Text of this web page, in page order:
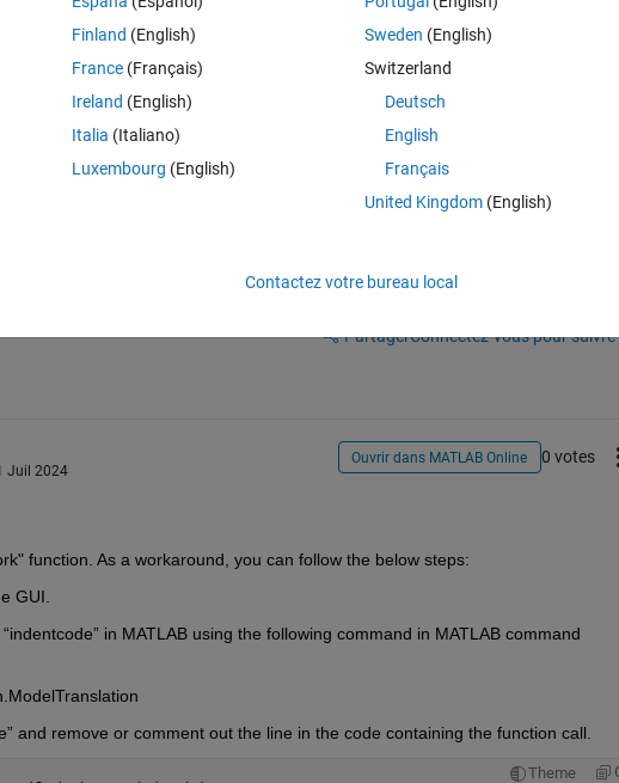
Connectez-vous pour répondre à cette
PartagerConnectez-vous pour suivre
Juil 2024
Ouvrir dans MATLAB Online 0 votes
function. As a workaround, you can follow the below steps:
GUI.
in MATLAB using the following command in MATLAB command
remove or comment out the line in the code containing the function call.
Theme
Finland (English)
France (Français)
Ireland (English)
Italia (Italiano)
Luxembourg (English)
Sweden (English)
Switzerland
Deutsch
English
Français
United Kingdom(English)
Contactez votre bureau local